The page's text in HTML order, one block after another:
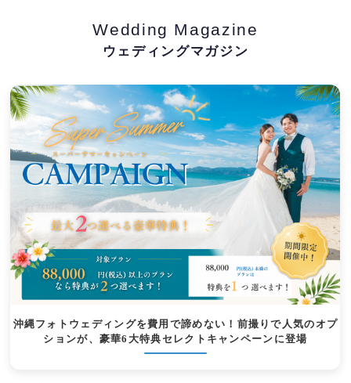
Wedding Magazine
ウェディングマガジン
沖縄フォトウェディングを費用で諦めない！前撮りで人気のオプ
ションが、豪華6大特典セレクトキャンペーンに登場